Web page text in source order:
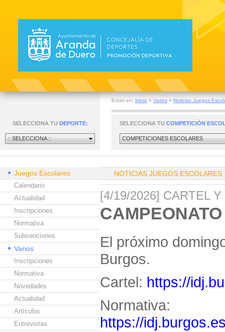
Estas en: Inicio > Varios > Noticias Juegos
SELECCIONA TU DEPORTE:
:: SELECCIONA ::
SELECCIONA TU COMPETICIÓN
COMPETICIONES ESCOLARES
Juegos Escolares
Calendario
Actualidad
Inscripciones
Normativa
Subvenciones
Varios
Inscripciones
Normativa
Novedades
Actualidad
Artículos
Entrevistas
NOTICIAS JUEGOS ESCOLARES
[4/19/2026] CARTEL
El próximo
Burgos.
Cartel: https://
Normativa:
https://